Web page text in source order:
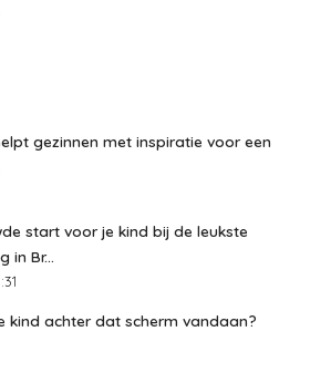
gezinnen met inspiratie voor een
start voor je kind bij de leukste
in Br...
kind achter dat scherm vandaan?